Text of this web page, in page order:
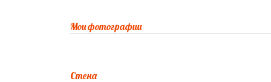
Мои фотографии
Стена